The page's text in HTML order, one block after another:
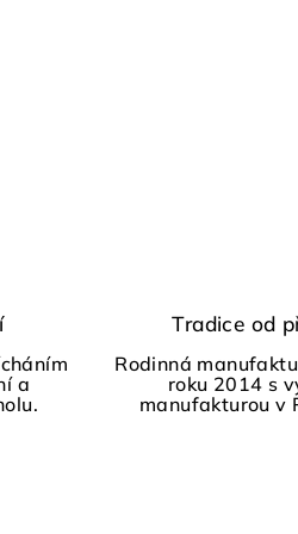
a
Tradice od
Rodinná
roku 2014 s
manufakturou v